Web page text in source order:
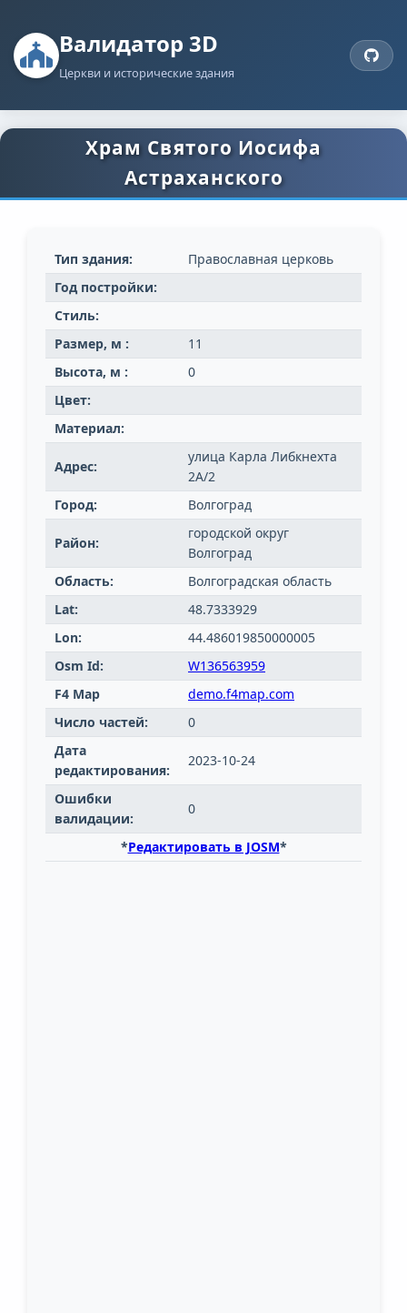
Валидатор 3D
Церкви и исторические здания
Храм Святого Иосифа
Астраханского
Тип здания:
Православная церковь
Год постройки:
Стиль:
Размер, м :
11
Высота, м :
0
Цвет:
Материал:
Адрес:
улица Карла Либкнехта
2А/2
Город:
Волгоград
Район:
городской округ
Волгоград
Область:
Волгоградская область
Lat:
48.7333929
Lon:
44.486019850000005
Osm Id:
W136563959
F4 Map
demo.f4map.com
Число частей:
0
Дата
редактирования:
2023-10-24
Ошибки
валидации:
0
*Редактировать в JOSM*